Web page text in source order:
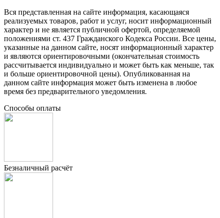
Вся представленная на сайте информация, касающаяся
реализуемых товаров, работ и услуг, носит информационный
характер и не является публичной офертой, определяемой
положениями ст. 437 Гражданского Кодекса России. Все цены,
указанные на данном сайте, носят информационный характер
и являются ориентировочными (окончательная стоимость
рассчитывается индивидуально и может быть как меньше, так
и больше ориентировочной цены). Опубликованная на
данном сайте информация может быть изменена в любое
время без предварительного уведомления.
Способы оплаты
Безналичный расчёт